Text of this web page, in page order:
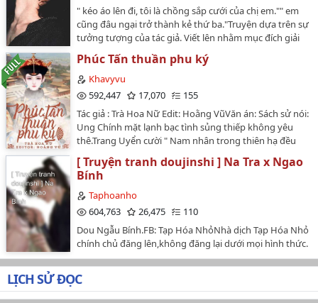
lòng KHÔNG REUP, CHUYỂN VER…
lòng không reup ở nơi khác ❤️ Cảm ơn rất nhèooo…
cường[Nội dung]Vào lúc Lục Nhất Lan bị ép tiến vào
hệ thống cứu vớt nam thần tiểu thuyết, mờ mịt!Mỗi
cuốn tiểu thuyết, luôn có một ít nam thần cao ngạo
thanh lãnh, chấp nhất với tình yêu, yên lặng yêu thầm,
đẹp nhưng cực kỳ bi thảm, nam thần soái đến nứt trời
cao nhưng lại chết bởi cô độc, bị hủy với yêu thầm, đau
thương với chấp niệm!Nhiệm vụ Lục Nhất Lan, chính là
nhảy vào những tiểu thuyết đó, viết lại kết cục của
những nam thần bi tình này!Đếm ngược 3,2,1! Con
đường cứu vớt Nam thần, come on![Lưu ý: nghiêm
cấm không mang đi đâu nếu chưa ghi nguồn, cầu
không ném đá. Cảm ơn]…
" kéo áo lên đi, tôi là chồng sắp cưới của chị em."" em
cũng đâu ngại trở thành kẻ thứ ba."Truyện dựa trên sự
tưởng tượng của tác giả. Viết lên nhằm mục đích giải
nhoạ bất cứ các cá nhân hay tổ chức nào.…
Phúc Tấn thuần phu ký
Khavyvu
592,447
17,070
155
Tác giả : Trà Hoa Nữ Edit: Hoằng VũVăn án: Sách sử nói:
Ung Chính mặt lạnh bạc tình sủng thiếp không yêu
thê.Trang Uyển cười " Nam nhân trong thiên hạ đều
huấn, chống mắt xem Tứ phúc tấn làm sao giáo huấn
Tứ gia?!…
[ Truyện tranh doujinshi ] Na Tra x Ngao
Bính
Taphoanho
604,763
26,475
110
Dou Ngẫu Bính.FB: Tạp Hóa NhỏNhà dịch Tạp Hóa Nhỏ
chính chủ đăng lên,không đăng lại dưới mọi hình thức.
…
LỊCH SỬ ĐỌC